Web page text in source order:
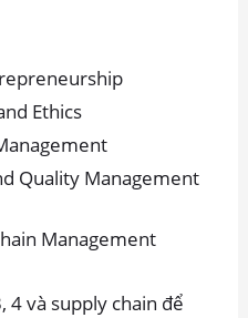
Ethics
Quality Management
Management
4 và supply chain để